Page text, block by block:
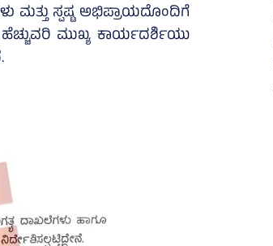
ಸ್ಪಷ್ಟ ಅಭಿಪ್ರಾಯದೊಂದಿಗೆ
ಮುಖ್ಯ ಕಾರ್ಯದರ್ಶಿಯು